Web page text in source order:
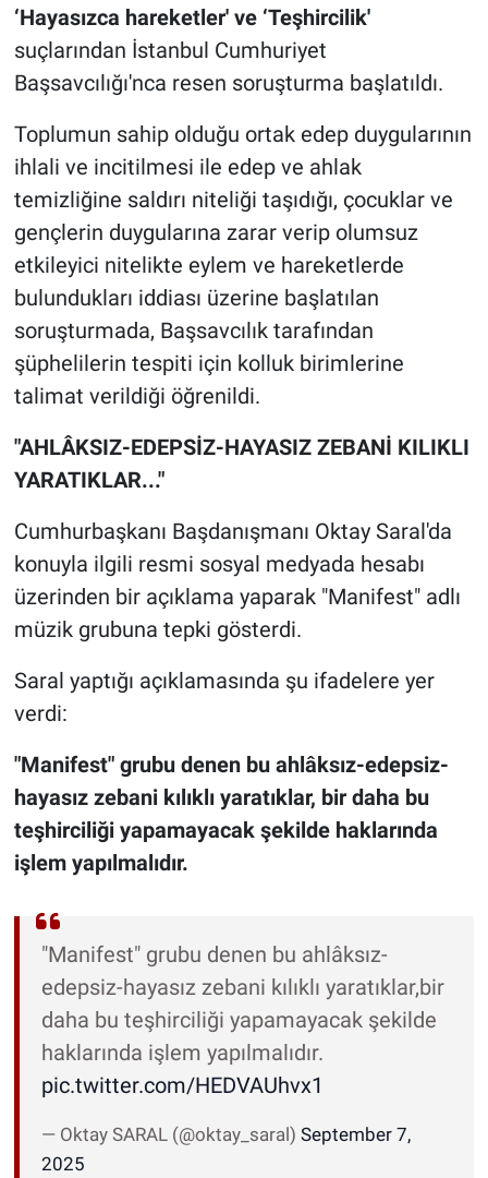
‘Hayasızca hareketler' ve ‘Teşhircilik'
suçlarından İstanbul Cumhuriyet
Başsavcılığı'nca resen soruşturma başlatıldı.
Toplumun sahip olduğu ortak edep duygularının
ihlali ve incitilmesi ile edep ve ahlak
temizliğine saldırı niteliği taşıdığı, çocuklar ve
gençlerin duygularına zarar verip olumsuz
etkileyici nitelikte eylem ve hareketlerde
bulundukları iddiası üzerine başlatılan
soruşturmada, Başsavcılık tarafından
şüphelilerin tespiti için kolluk birimlerine
talimat verildiği öğrenildi.
"AHLÂKSIZ-EDEPSİZ-HAYASIZ ZEBANİ KILIKLI
YARATIKLAR..."
Cumhurbaşkanı Başdanışmanı Oktay Saral'da
konuyla ilgili resmi sosyal medyada hesabı
üzerinden bir açıklama yaparak "Manifest" adlı
müzik grubuna tepki gösterdi.
Saral yaptığı açıklamasında şu ifadelere yer
verdi:
"Manifest" grubu denen bu ahlâksız-edepsiz-
hayasız zebani kılıklı yaratıklar, bir daha bu
teşhirciliği yapamayacak şekilde haklarında
işlem yapılmalıdır.
"Manifest" grubu denen bu ahlâksız-
edepsiz-hayasız zebani kılıklı yaratıklar,bir
daha bu teşhirciliği yapamayacak şekilde
haklarında işlem yapılmalıdır.
pic.twitter.com/HEDVAUhvx1
— Oktay SARAL (@oktay_saral) September 7,
2025